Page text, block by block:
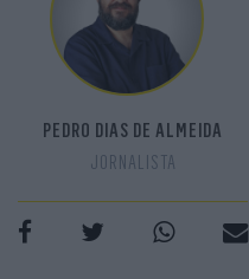
PEDRO DIAS DE ALMEIDA
JORNALISTA